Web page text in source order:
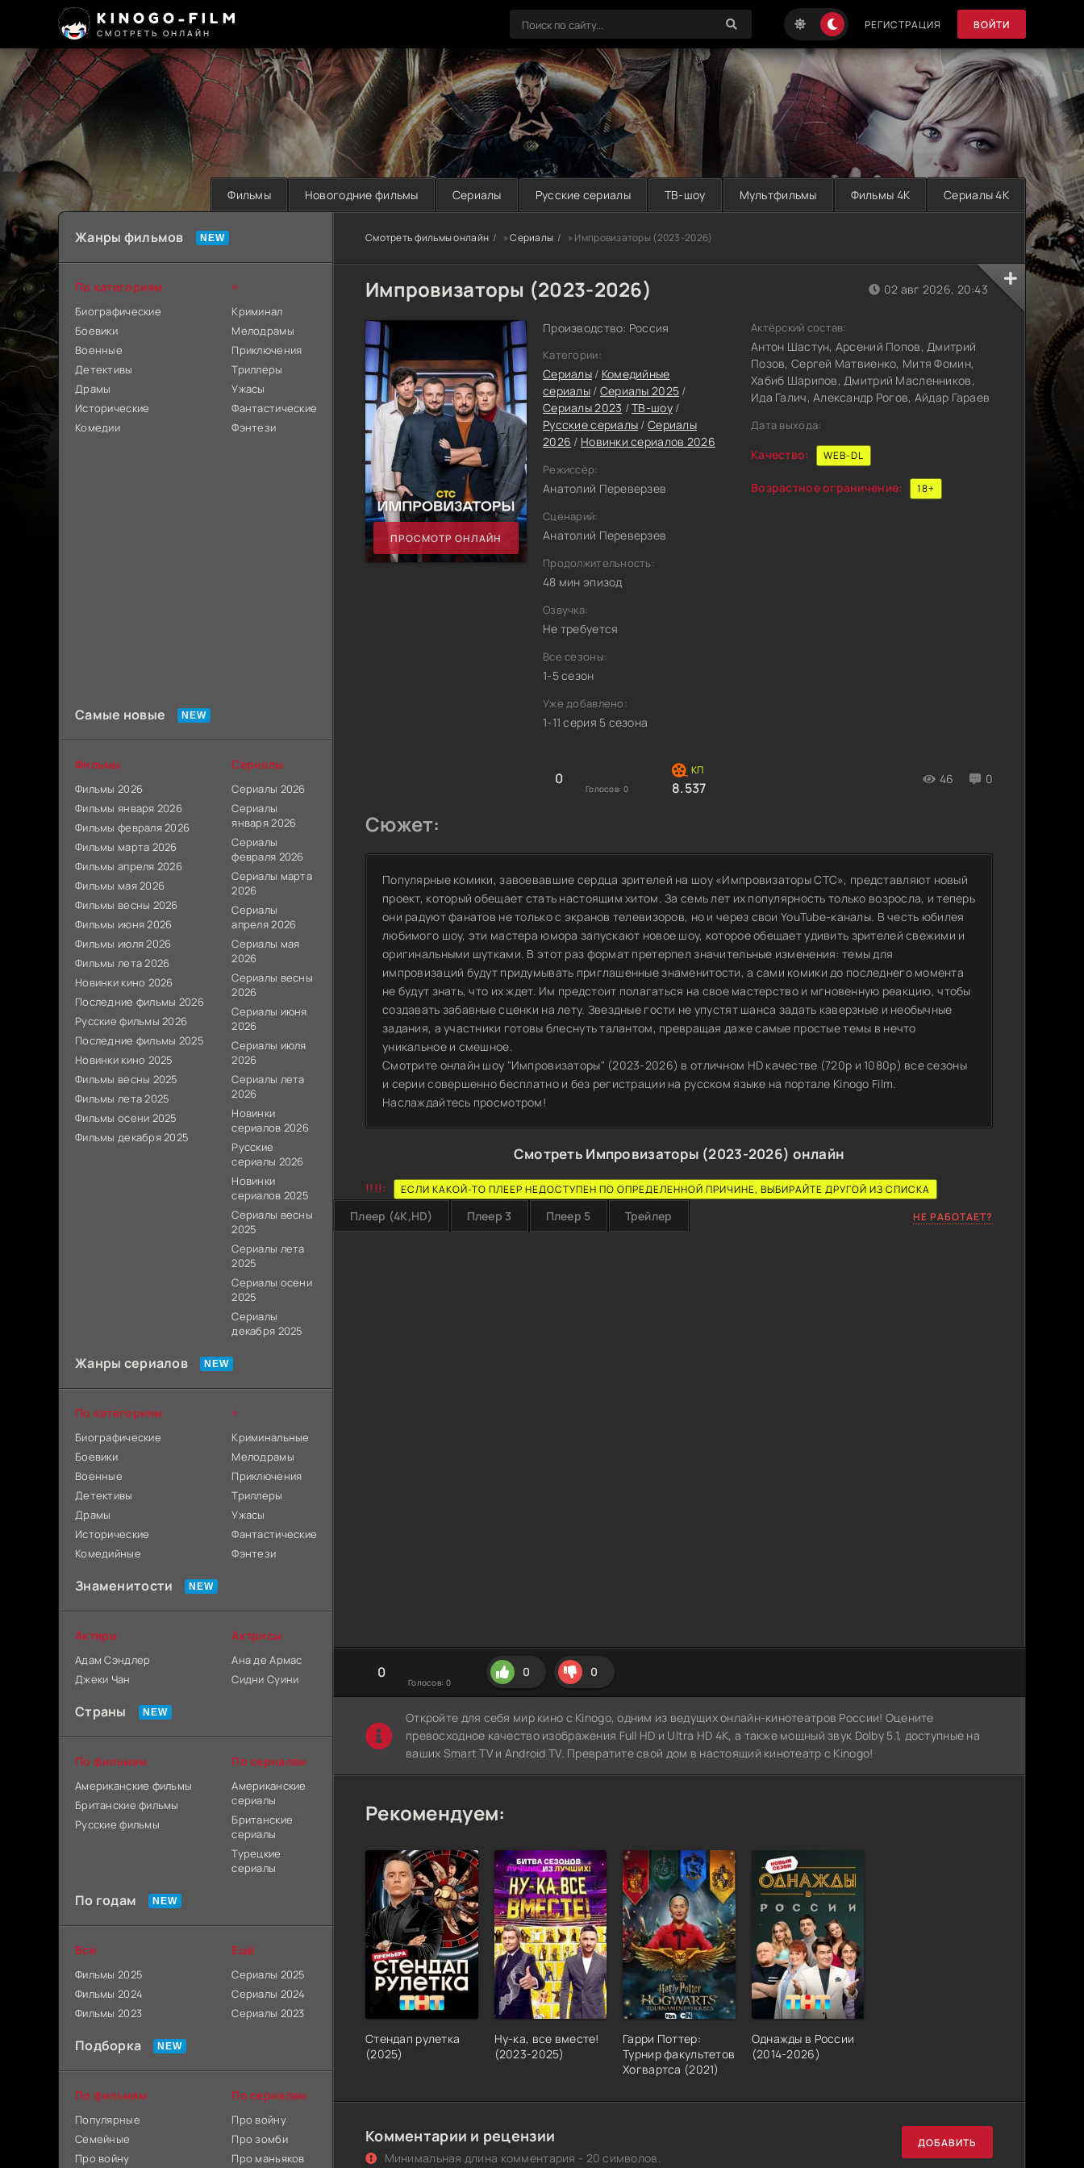
KINOGO-FILM
СМОТРЕТЬ ОНЛАЙН
РЕГИСТРАЦИЯ ВОЙТИ
Фильмы Новогодние фильмы Сериалы Русские сериалы ТВ-шоу Мультфильмы Фильмы 4K Сериалы 4K
Смотреть фильмы онлайн »Сериалы » Импровизаторы (2023-2026)
Импровизаторы (2023-2026)
ПРОСМОТР ОНЛАЙН
Производство: Россия
Категории:
Сериалы/ Комедийные
сериалы/ Сериалы 2025 /
Сериалы 2023 /ТВ-шоу/
Русские сериалы /Сериалы
2026 / Новинки сериалов 2026
Режиссёр:
Анатолий Переверзев
Сценарий:
Анатолий Переверзев
Продолжительность:
48 мин эпизод
Озвучка:
Не требуется
Все сезоны:
1-5 сезон
Уже добавлено:
1-11 серия 5 сезона
0
Голосов: 0 8.537
46 0
02 авг 2026, 20:43
Актёрский состав:
Антон Шастун, Арсений Попов, Дмитрий
Позов, Сергей Матвиенко, Митя Фомин,
Хабиб Шарипов, Дмитрий Масленников,
Ида Галич, Александр Рогов, Айдар Гараев
Дата выхода:
Качество: WEB-DL
Возрастное ограничение: 18+
Сюжет:
Популярные комики, завоевавшие сердца зрителей на шоу «Импровизаторы СТС», представляют новый
проект, который обещает стать настоящим хитом. За семь лет их популярность только возросла, и теперь
они радуют фанатов не только с экранов телевизоров, но и через свои YouTube-каналы. В честь юбилея
любимого шоу, эти мастера юмора запускают новое шоу, которое обещает удивить зрителей свежими и
оригинальными шутками. В этот раз формат претерпел значительные изменения: темы для
импровизаций будут придумывать приглашенные знаменитости, а сами комики до последнего момента
не будут знать, что их ждет. Им предстоит полагаться на свое мастерство и мгновенную реакцию, чтобы
создавать забавные сценки на лету. Звездные гости не упустят шанса задать каверзные и необычные
задания, а участники готовы блеснуть талантом, превращая даже самые простые темы в нечто
уникальное и смешное.
Смотрите онлайн шоу "Импровизаторы" (2023-2026) в отличном HD качестве (720p и 1080p) все сезоны
и серии совершенно бесплатно и без регистрации на русском языке на портале Kinogo Film.
Наслаждайтесь просмотром!
Смотреть Импровизаторы (2023-2026) онлайн
!!!!: ЕСЛИ КАКОЙ-ТО ПЛЕЕР НЕДОСТУПЕН ПО ОПРЕДЕЛЕННОЙ ПРИЧИНЕ, ВЫБИРАЙТЕ ДРУГОЙ ИЗ СПИСКА
Плеер (4K,HD) Плеер 3 Плеер 5 Трейлер НЕ РАБОТАЕТ?
0
Голосов: 0
0 0
Откройте для себя мир кино с Kinogo, одним из ведущих онлайн-кинотеатров России! Оцените
превосходное качество изображения Full HD и Ultra HD 4K, а также мощный звук Dolby 5.1, доступные на
ваших Smart TV и Android TV. Превратите свой дом в настоящий кинотеатр с Kinogo!
Рекомендуем:
Стендап рулетка
(2025)
Ну-ка, все вместе!
(2023-2025)
Гарри Поттер:
Турнир факультетов
Хогвартса (2021)
Однажды в России
(2014-2026)
Комментарии и рецензии
Минимальная длина комментария - 20 символов.
ДОБАВИТЬ
Жанры фильмов
По категориям
Биографические
Боевики
Военные
Детективы
Драмы
Исторические
Комедии
+
Криминал
Мелодрамы
Приключения
Триллеры
Ужасы
Фантастические
Фэнтези
Самые новые
Фильмы
Фильмы 2026
Фильмы января 2026
Фильмы февраля 2026
Фильмы марта 2026
Фильмы апреля 2026
Фильмы мая 2026
Фильмы весны 2026
Фильмы июня 2026
Фильмы июля 2026
Фильмы лета 2026
Новинки кино 2026
Последние фильмы 2026
Русские фильмы 2026
Последние фильмы 2025
Новинки кино 2025
Фильмы весны 2025
Фильмы лета 2025
Фильмы осени 2025
Фильмы декабря 2025
Сериалы
Сериалы 2026
Сериалы
января 2026
Сериалы
февраля 2026
Сериалы марта
2026
Сериалы
апреля 2026
Сериалы мая
2026
Сериалы весны
2026
Сериалы июня
2026
Сериалы июля
2026
Сериалы лета
2026
Новинки
сериалов 2026
Русские
сериалы 2026
Новинки
сериалов 2025
Сериалы весны
2025
Сериалы лета
2025
Сериалы осени
2025
Сериалы
декабря 2025
Жанры сериалов
По категориям
Биографические
Боевики
Военные
Детективы
Драмы
Исторические
Комедийные
+
Криминальные
Мелодрамы
Приключения
Триллеры
Ужасы
Фантастические
Фэнтези
Знаменитости
Актеры
Адам Сэндлер
Джеки Чан
Актрисы
Ана де Армас
Сидни Суини
Страны
По фильмам
Американские фильмы
Британские фильмы
Русские фильмы
По сериалам
Американские
сериалы
Британские
сериалы
Турецкие
сериалы
По годам
Все
Фильмы 2025
Фильмы 2024
Фильмы 2023
Ещё
Сериалы 2025
Сериалы 2024
Сериалы 2023
Подборка
По фильмам
Популярные
Семейные
Про войну
По сериалам
Про войну
Про зомби
Про маньяков